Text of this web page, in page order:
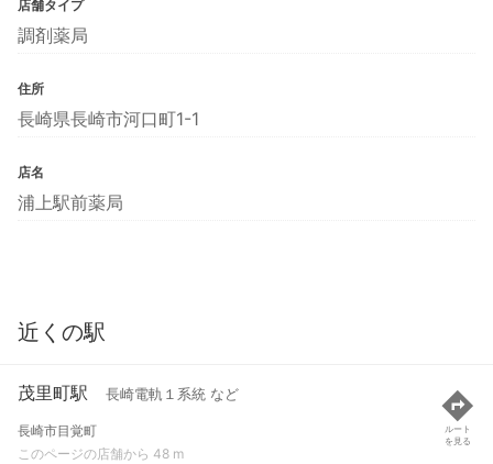
店舗タイプ
調剤薬局
住所
長崎県長崎市河口町1-1
店名
浦上駅前薬局
近くの駅
茂里町駅 長崎電軌１系統 など
長崎市目覚町
このページの店舗から 48 m
ルート
を見る